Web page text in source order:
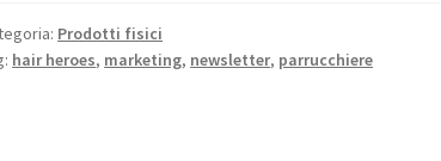
Prodotti fisici
hair heroes, marketing, newsletter, parrucchiere